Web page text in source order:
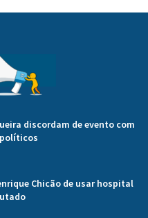
discordam de evento com
Chicão de usar hospital